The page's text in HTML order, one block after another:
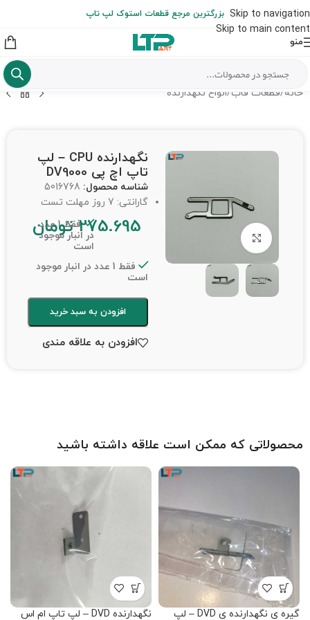
Skip to navigation
Skip to main content
از شهرستان به عهده مشتری است)
بزرگترین مرجع قطعات استوک لپ تاپ
منو
خانه /قطعات قاب/انواع نگهدارنده
برای بزرگنمایی کلیک کنید
نگهدارنده CPU – لپ
تاپ اچ پی DV9000
شناسه محصول: 5016768
گارانتی: 7 روز مهلت تست
275.695 تومان
فقط 1 عدد
در انبار موجود
است
فقط 1 عدد در انبار موجود
است
افزودن به سبد خرید
افزودن به علاقه مندی
محصولاتی که ممکن است علاقه داشته باشید
گیره ی نگهدارنده ی DVD – لپ
نگهدارنده DVD – لپ تاپ ام اس